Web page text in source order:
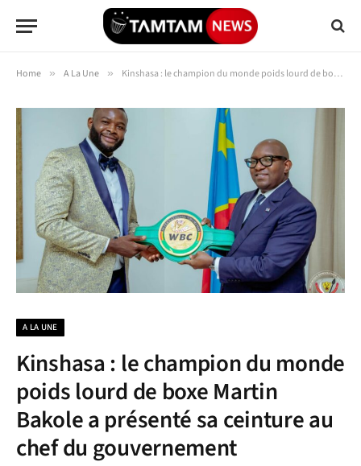
Home » A La Une » Kinshasa : le champion du monde poids lourd de boxe Martin Bakole a présenté sa ceinture au chef du gouvernement
A LA UNE
Kinshasa : le champion du monde
poids lourd de boxe Martin
Bakole a présenté sa ceinture au
chef du gouvernement